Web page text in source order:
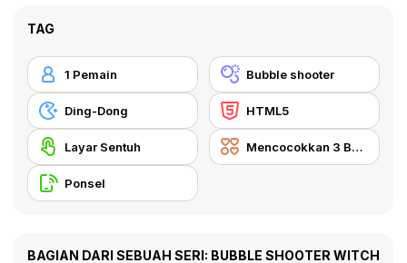
TAG
1 Pemain Bubble shooter
Ding-Dong HTML5
Layar Sentuh Mencocokkan 3 Benda
Ponsel
BAGIAN DARI SEBUAH SERI: BUBBLE SHOOTER WITCH